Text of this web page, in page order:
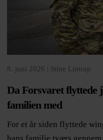
8. juni 2026 | Stine Lintrup
Da Forsvaret flyttede
familien med
For et år siden flyttede